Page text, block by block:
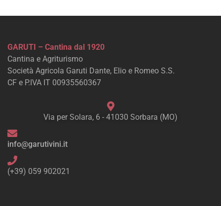
GARUTI – Cantina dal 1920
Cantina e Agriturismo
Società Agricola Garuti Dante, Elio e Romeo S.S.
CF e P.IVA IT 00935560367
Via per Solara, 6 - 41030 Sorbara (MO)
info@garutivini.it
(+39) 059 902021